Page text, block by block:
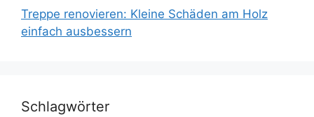
Treppe renovieren: Kleine Schäden am Holz
einfach ausbessern
Schlagwörter